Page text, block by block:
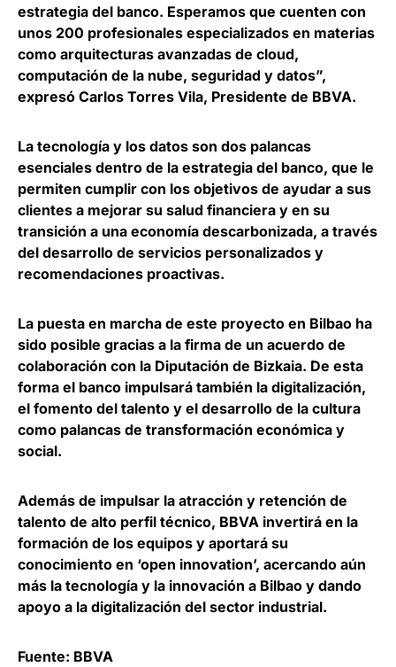
estrategia del banco. Esperamos que cuenten con
unos 200 profesionales especializados en materias
como arquitecturas avanzadas de cloud,
computación de la nube, seguridad y datos”,
expresó Carlos Torres Vila, Presidente de BBVA.
La tecnología y los datos son dos palancas
esenciales dentro de la estrategia del banco, que le
permiten cumplir con los objetivos de ayudar a sus
clientes a mejorar su salud financiera y en su
transición a una economía descarbonizada, a través
del desarrollo de servicios personalizados y
recomendaciones proactivas.
La puesta en marcha de este proyecto en Bilbao ha
sido posible gracias a la firma de un acuerdo de
colaboración con la Diputación de Bizkaia. De esta
forma el banco impulsará también la digitalización,
el fomento del talento y el desarrollo de la cultura
como palancas de transformación económica y
social.
Además de impulsar la atracción y retención de
talento de alto perfil técnico, BBVA invertirá en la
formación de los equipos y aportará su
conocimiento en ‘open innovation’, acercando aún
más la tecnología y la innovación a Bilbao y dando
apoyo a la digitalización del sector industrial.
Fuente: BBVA